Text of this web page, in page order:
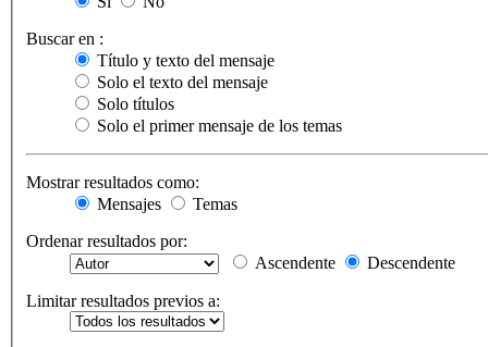
Buscar en :
Título y texto del mensaje
Solo el texto del mensaje
Solo títulos
Solo el primer mensaje de los temas
Mostrar resultados como:
Mensajes
Temas
Ordenar resultados por:
Ascendente
Descendente
Limitar resultados previos a: